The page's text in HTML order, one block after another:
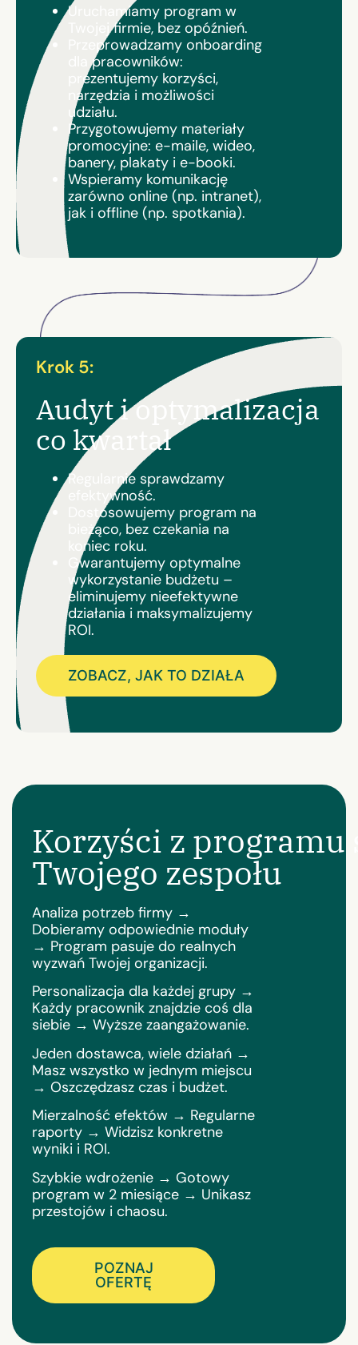
Uruchamiamy program w
Twojej firmie, bez opóźnień.
Przeprowadzamy onboarding
dla pracowników:
prezentujemy korzyści,
narzędzia i możliwości
udziału.
Przygotowujemy materiały
promocyjne: e-maile, wideo,
banery, plakaty i e-booki.
Wspieramy komunikację
zarówno online (np. intranet),
jak i offline (np. spotkania).
Krok 5:
Audyt i optymalizacja
co kwartał
Regularnie sprawdzamy
efektywność.
Dostosowujemy program na
bieżąco, bez czekania na
koniec roku.
Gwarantujemy optymalne
wykorzystanie budżetu –
eliminujemy nieefektywne
działania i maksymalizujemy
ROI.
ZOBACZ, JAK TO DZIAŁA
Korzyści z programu
Twojego zespołu
Analiza potrzeb firmy →
Dobieramy odpowiednie moduły
→ Program pasuje do realnych
wyzwań Twojej organizacji.
Personalizacja dla każdej grupy →
Każdy pracownik znajdzie coś dla
siebie → Wyższe zaangażowanie.
Jeden dostawca, wiele działań →
Masz wszystko w jednym miejscu
→ Oszczędzasz czas i budżet.
Mierzalność efektów → Regularne
raporty → Widzisz konkretne
wyniki i ROI.
Szybkie wdrożenie → Gotowy
program w 2 miesiące → Unikasz
przestojów i chaosu.
POZNAJ
OFERTĘ